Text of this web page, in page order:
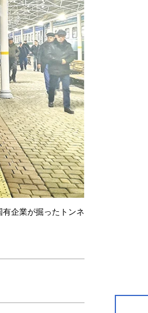
企業が掘ったトンネ